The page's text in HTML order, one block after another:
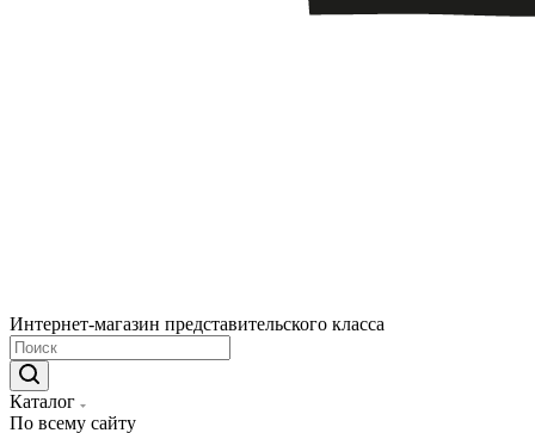
Интернет-магазин представительского класса
Каталог
По всему сайту